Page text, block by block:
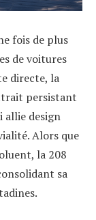
fois de plus
de voitures
directe, la
persistant
allie design
Alors que
la 208
sa